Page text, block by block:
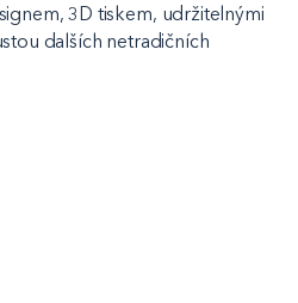
3D tiskem, udržitelnými
dalších netradičních